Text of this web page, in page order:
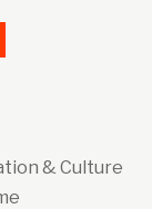
& Culture